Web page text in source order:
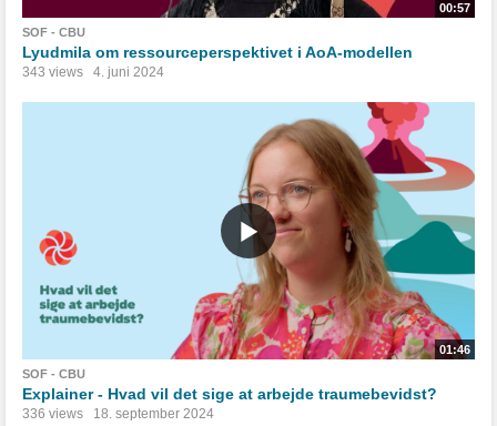
00:57
SOF - CBU
Lyudmila om ressourceperspektivet i AoA-modellen
343 views 4. juni 2024
01:46
SOF - CBU
Explainer - Hvad vil det sige at arbejde traumebevidst?
336 views 18. september 2024